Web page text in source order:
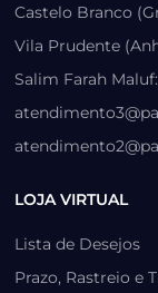
Castelo Branco
Vila Prudente
Salim Farah Maluf:
LOJA VIRTUAL
Lista de Desejos
Prazo, Rastreio e